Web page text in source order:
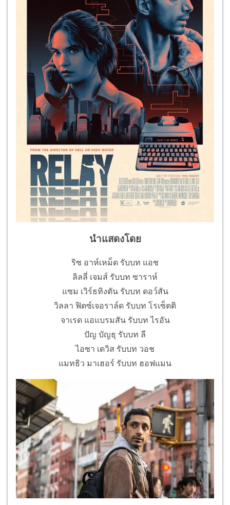
นำแสดงโดย
ริซ อาห์เหม็ด รับบท แอช
ลิลลี่ เจมส์ รับบท ซาราห์
แซม เวิร์ธทิงตัน รับบท ดอว์สัน
วิลลา ฟิตซ์เจอราล์ด รับบท โรเซ็ตติ
จาเรด แอแบรมสัน รับบท ไรอัน
ปัญ บัญธุ รับบท ลี
ไอซา เดวิส รับบท วอช
แมทธิว มาเฮอร์ รับบท ฮอฟแมน